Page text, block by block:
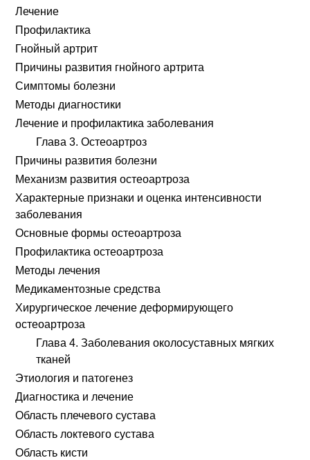
Лечение
Профилактика
Гнойный артрит
Причины развития гнойного артрита
Симптомы болезни
Методы диагностики
Лечение и профилактика заболевания
Глава 3. Остеоартроз
Причины развития болезни
Механизм развития остеоартроза
Характерные признаки и оценка интенсивности
заболевания
Основные формы остеоартроза
Профилактика остеоартроза
Методы лечения
Медикаментозные средства
Хирургическое лечение деформирующего
остеоартроза
Глава 4. Заболевания околосуставных мягких
тканей
Этиология и патогенез
Диагностика и лечение
Область плечевого сустава
Область локтевого сустава
Область кисти